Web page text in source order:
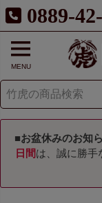
0889-
MENU
■お盆休みのお知
日間は、誠に勝手